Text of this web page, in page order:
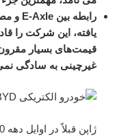
یافته، این شرکت را
قیمت‌های بسیار
غیرچینی به سادگی